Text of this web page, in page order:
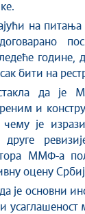
на
бити на
да је
и
је
друге
ММФ-а
оцену
је основни